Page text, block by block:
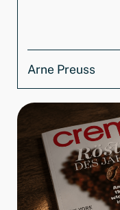
Arne Preuss